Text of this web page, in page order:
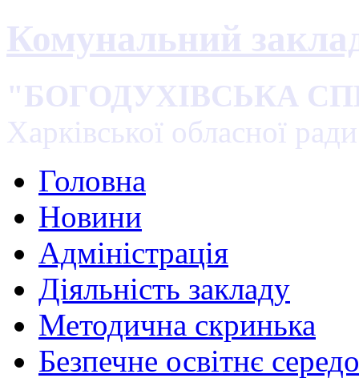
Комунальний
"БОГОДУХІВСЬКА
Харківської обласної ради
Головна
Новини
Адміністрація
Діяльність закладу
Методична скринька
Безпечне освітнє